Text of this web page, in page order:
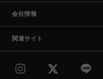
会社情報
関連サイト